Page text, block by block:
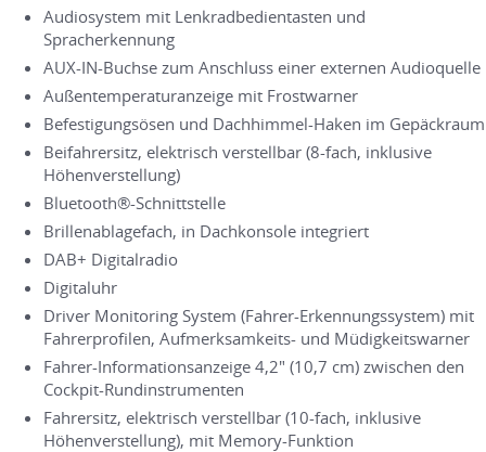
Audiosystem mit Lenkradbedientasten und
Spracherkennung
AUX-IN-Buchse zum Anschluss einer externen Audioquelle
Außentemperaturanzeige mit Frostwarner
Befestigungsösen und Dachhimmel-Haken im Gepäckraum
Beifahrersitz, elektrisch verstellbar (8-fach, inklusive
Höhenverstellung)
Bluetooth®-Schnittstelle
Brillenablagefach, in Dachkonsole integriert
DAB+ Digitalradio
Digitaluhr
Driver Monitoring System (Fahrer-Erkennungssystem) mit
Fahrerprofilen, Aufmerksamkeits- und Müdigkeitswarner
Fahrer-Informationsanzeige 4,2" (10,7 cm) zwischen den
Cockpit-Rundinstrumenten
Fahrersitz, elektrisch verstellbar (10-fach, inklusive
Höhenverstellung), mit Memory-Funktion